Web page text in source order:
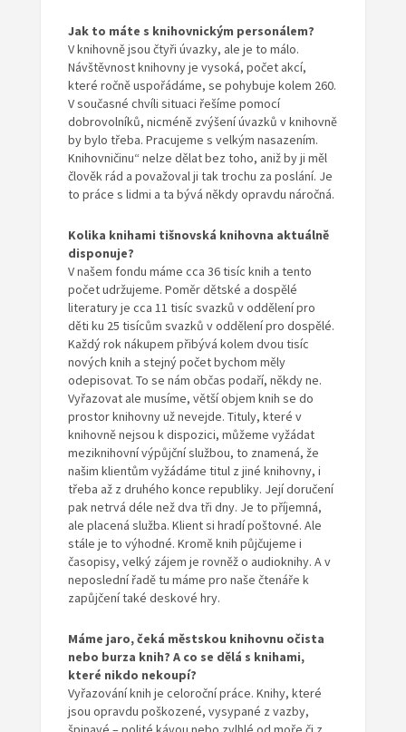
Jak to máte s knihovnickým personálem?
V knihovně jsou čtyři úvazky, ale je to málo.
Návštěvnost knihovny je vysoká, počet akcí,
které ročně uspořádáme, se pohybuje kolem 260.
V současné chvíli situaci řešíme pomocí
dobrovolníků, nicméně zvýšení úvazků v knihovně
by bylo třeba. Pracujeme s velkým nasazením.
Knihovničinu“ nelze dělat bez toho, aniž by ji měl
člověk rád a považoval ji tak trochu za poslání. Je
to práce s lidmi a ta bývá někdy opravdu náročná.
Kolika knihami tišnovská knihovna aktuálně
disponuje?
V našem fondu máme cca 36 tisíc knih a tento
počet udržujeme. Poměr dětské a dospělé
literatury je cca 11 tisíc svazků v oddělení pro
děti ku 25 tisícům svazků v oddělení pro dospělé.
Každý rok nákupem přibývá kolem dvou tisíc
nových knih a stejný počet bychom měly
odepisovat. To se nám občas podaří, někdy ne.
Vyřazovat ale musíme, větší objem knih se do
prostor knihovny už nevejde. Tituly, které v
knihovně nejsou k dispozici, můžeme vyžádat
meziknihovní výpůjční službou, to znamená, že
našim klientům vyžádáme titul z jiné knihovny, i
třeba až z druhého konce republiky. Její doručení
pak netrvá déle než dva tři dny. Je to příjemná,
ale placená služba. Klient si hradí poštovné. Ale
stále je to výhodné. Kromě knih půjčujeme i
časopisy, velký zájem je rovněž o audioknihy. A v
neposlední řadě tu máme pro naše čtenáře k
zapůjčení také deskové hry.
Máme jaro, čeká městskou knihovnu očista
nebo burza knih? A co se dělá s knihami,
které nikdo nekoupí?
Vyřazování knih je celoroční práce. Knihy, které
jsou opravdu poškozené, vysypané z vazby,